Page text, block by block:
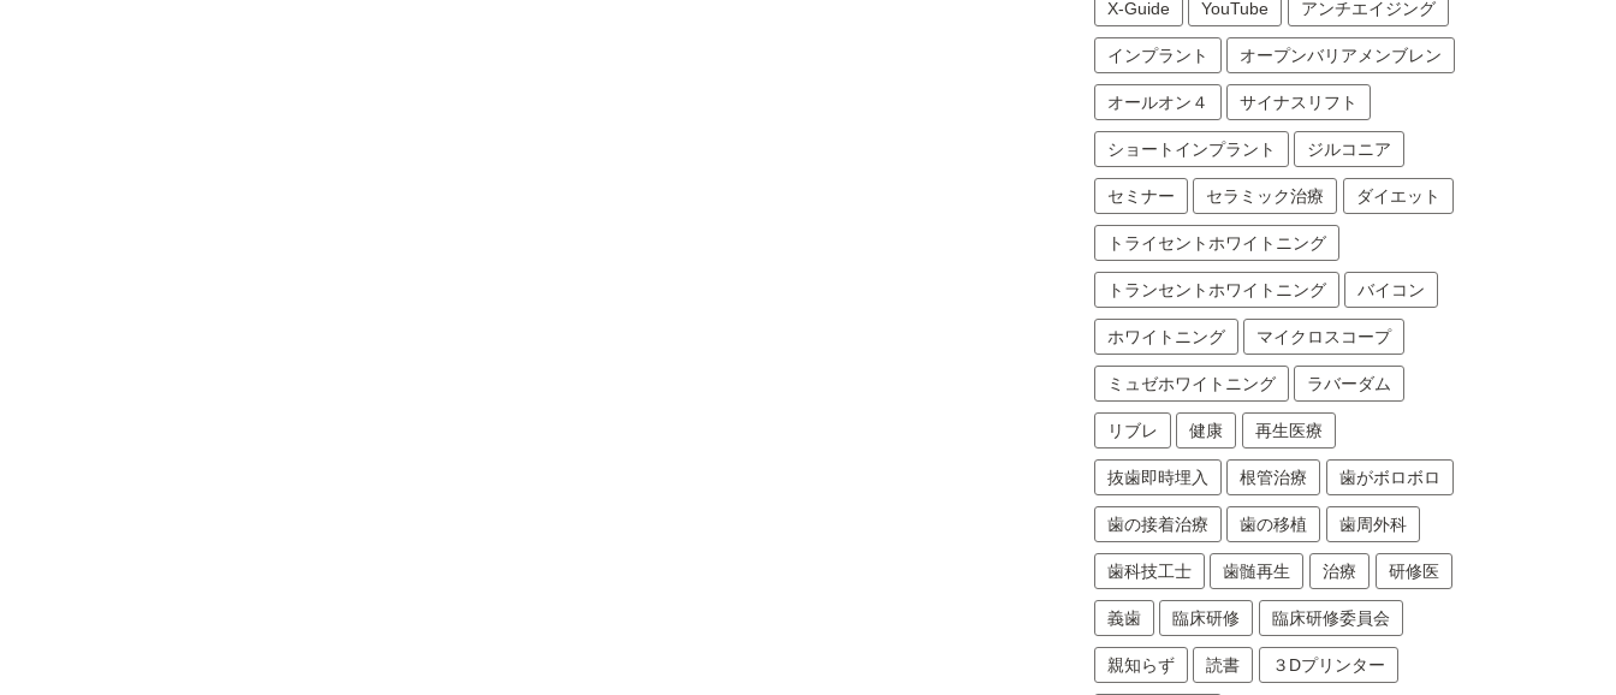
X-Guide YouTube アンチエイジング
インプラント オープンバリアメンブレン
オールオン４ サイナスリフト
ショートインプラント ジルコニア
セミナー セラミック治療 ダイエット
トライセントホワイトニング
トランセントホワイトニング バイコン
ホワイトニング マイクロスコープ
ミュゼホワイトニング ラバーダム
リブレ 健康 再生医療
抜歯即時埋入 根管治療 歯がボロボロ
歯の接着治療 歯の移植 歯周外科
歯科技工士 歯髄再生 治療 研修医
義歯 臨床研修 臨床研修委員会
親知らず 読書 ３Dプリンター